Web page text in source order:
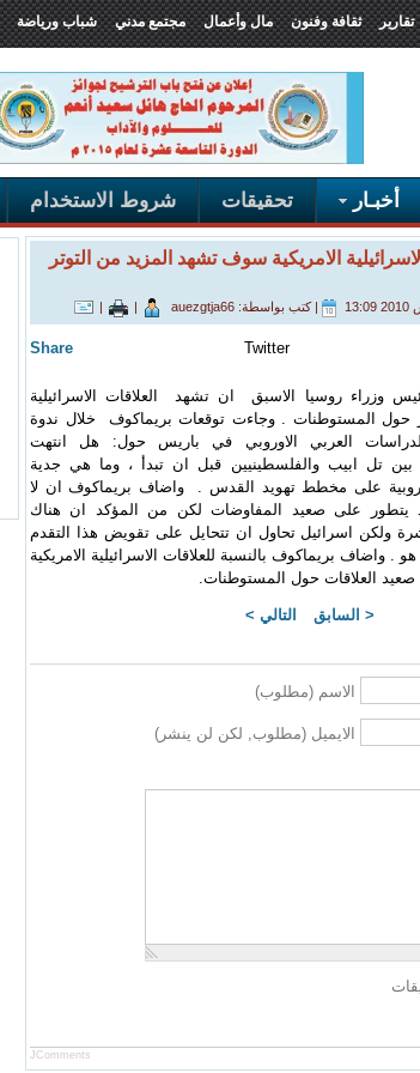
تقارير ثقافة وفنون مال وأعمال مجتمع مدني شباب ورياضة
أخبـار تحقيقات شروط الاستخدام
الامريكية سوف تشهد المزيد من التوتر
|كتب بواسطة: auezgtja66 |
|
Share Twitter
وزراء روسيا الاسبق ان تشهد العلاقات الاسرائيلية
حول المستوطنات . وجاءت توقعات بريماكوف خلال ندوة
الدراسات العربي الاوروبي في باريس حول: هل انتهت
بين تل ابيب والفلسطينيين قبل ان تبدأ ، وما هي جدية
على مخطط تهويد القدس . واضاف بريماكوف ان لا
يتطور على صعيد المفاوضات لكن من المؤكد ان هناك
ولكن اسرائيل تحاول ان تتحايل على تقويض هذا التقدم
. واضاف بريماكوف بالنسبة للعلاقات الاسرائيلية الامريكية
صعيد العلاقات حول المستوطنات.
< السابق التالي >
الاسم (مطلوب)
الايميل (مطلوب, لكن لن ينشر)
JComments